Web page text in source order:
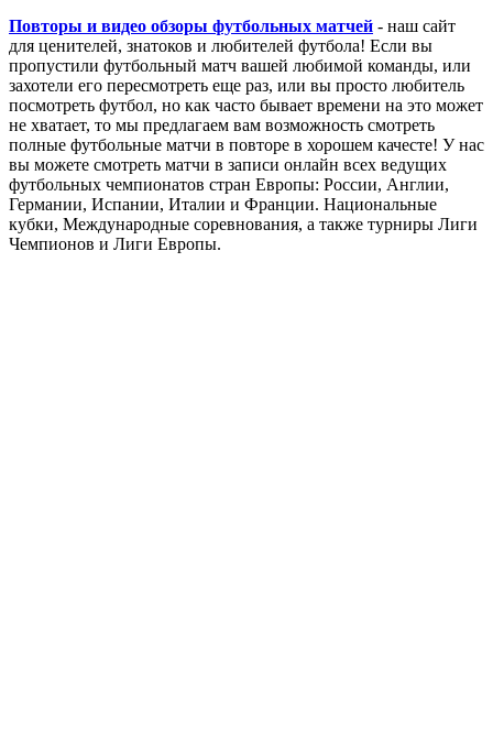
Повторы и видео обзоры футбольных матчей - наш сайт
для ценителей, знатоков и любителей футбола! Если вы
пропустили футбольный матч вашей любимой команды, или
захотели его пересмотреть еще раз, или вы просто любитель
посмотреть футбол, но как часто бывает времени на это может
не хватает, то мы предлагаем вам возможность смотреть
полные футбольные матчи в повторе в хорошем качесте! У нас
вы можете смотреть матчи в записи онлайн всех ведущих
футбольных чемпионатов стран Европы: России, Англии,
Германии, Испании, Италии и Франции. Национальные
кубки, Международные соревнования, а также турниры Лиги
Чемпионов и Лиги Европы.